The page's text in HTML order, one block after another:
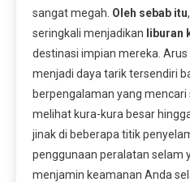
sangat megah. Oleh sebab itu
seringkali menjadikan liburan
destinasi impian mereka.
menjadi daya tarik tersendiri
berpengalaman yang
melihat kura-kura besar
jinak di beberapa titik
penggunaan peralatan selam
menjamin keamanan Anda